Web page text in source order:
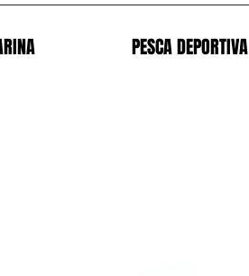
PESCA DEPORTIVA